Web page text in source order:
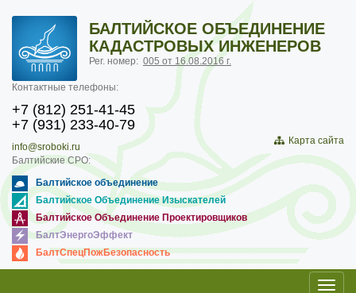
БАЛТИЙСКОЕ ОБЪЕДИНЕНИЕ
КАДАСТРОВЫХ ИНЖЕНЕРОВ
Рег. номер: 005 от 16.08.2016 г.
Контактные телефоны:
+7 (812) 251-41-45
+7 (931) 233-40-79
info@sroboki.ru
Карта сайта
Балтийские СРО:
Балтийское объединение
Балтийское Объединение Изыскателей
Балтийское Объединение Проектировщиков
БалтЭнергоЭффект
БалтСпецПожБезопасность